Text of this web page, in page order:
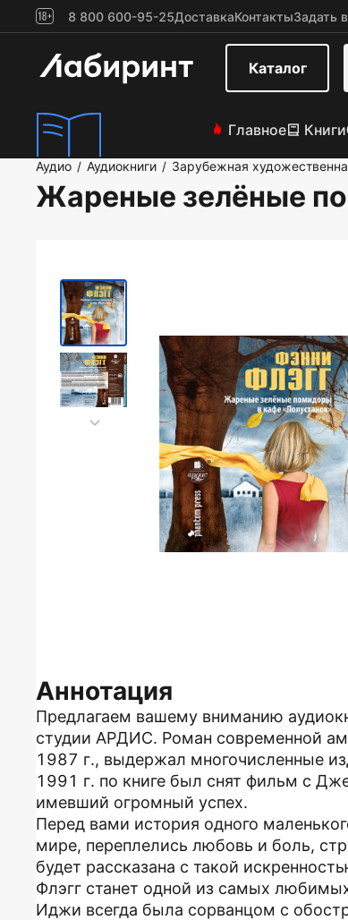
8 800 600-95-25ДоставкаКонтактыЗадать
Каталог
Главное Книги
Аудио / Аудиокниги / Зарубежная
Жареные зелёные
Аннотация
Предлагаем вашему вниманию
студии АРДИС. Роман современной
1987 г., выдержал многочисленные
1991 г. по книге был снят фильм с
имевший огромный успех.
Перед вами история одного
мире, переплелись любовь и боль,
будет рассказана с такой
Флэгг станет одной из самых
Иджи всегда была сорванцом с